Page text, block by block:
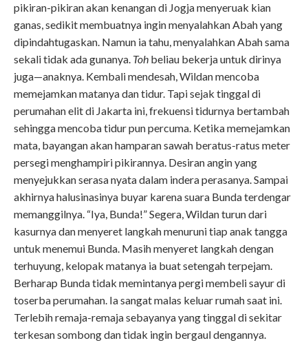
pikiran-pikiran akan kenangan di Jogja menyeruak kian
ganas, sedikit membuatnya ingin menyalahkan Abah yang
dipindahtugaskan. Namun ia tahu, menyalahkan Abah sama
sekali tidak ada gunanya. Toh beliau bekerja untuk dirinya
juga—anaknya. Kembali mendesah, Wildan mencoba
memejamkan matanya dan tidur. Tapi sejak tinggal di
perumahan elit di Jakarta ini, frekuensi tidurnya bertambah
sehingga mencoba tidur pun percuma. Ketika memejamkan
mata, bayangan akan hamparan sawah beratus-ratus meter
persegi menghampiri pikirannya. Desiran angin yang
menyejukkan serasa nyata dalam indera perasanya. Sampai
akhirnya halusinasinya buyar karena suara Bunda terdengar
memanggilnya. “Iya, Bunda!” Segera, Wildan turun dari
kasurnya dan menyeret langkah menuruni tiap anak tangga
untuk menemui Bunda. Masih menyeret langkah dengan
terhuyung, kelopak matanya ia buat setengah terpejam.
Berharap Bunda tidak memintanya pergi membeli sayur di
toserba perumahan. Ia sangat malas keluar rumah saat ini.
Terlebih remaja-remaja sebayanya yang tinggal di sekitar
terkesan sombong dan tidak ingin bergaul dengannya.